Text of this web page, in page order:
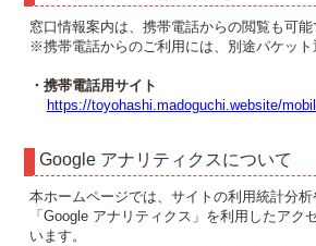
窓口情報案内は、携帯電話からの閲覧も可能
※携帯電話からのご利用には、別途パケット
・携帯電話用サイト
https://toyohashi.madoguchi.website/
Google アナリティクスについて
本ホームページでは、サイトの利用統計分析
「Google アナリティクス」を利用したアク
います。